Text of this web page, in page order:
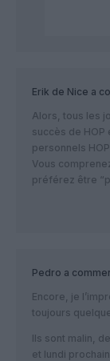
Erik de Nice a
Alors, tous les
succès de HOP
personnels
Vous
préférez être
Pedro a
Encore, je
toujours
Ils sont malin,
et lundi